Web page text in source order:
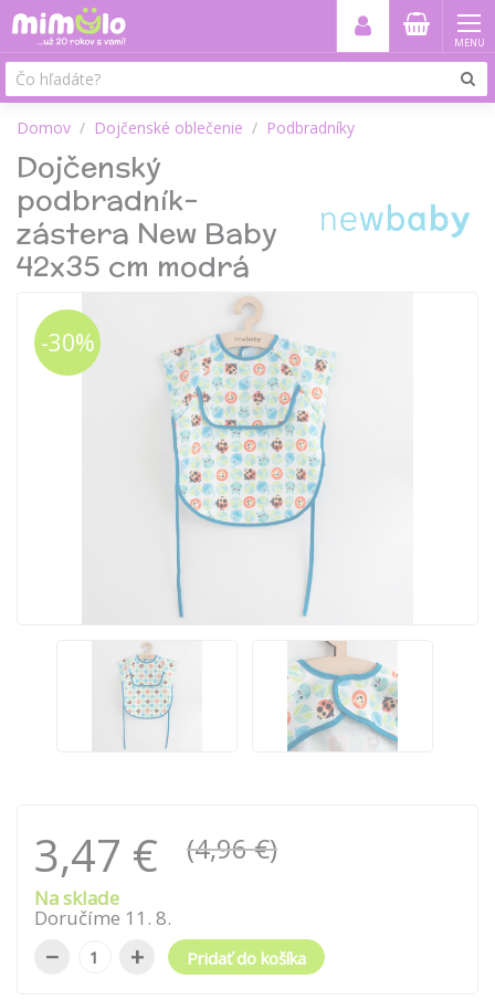
MENU
Domov Dojčenské oblečenie Podbradníky
Dojčenský
podbradník-
zástera New Baby
42x35 cm modrá
-30%
3,47 € (4,96 €)
Na sklade
Doručíme 11 . 8.
− + Pridať do košíka